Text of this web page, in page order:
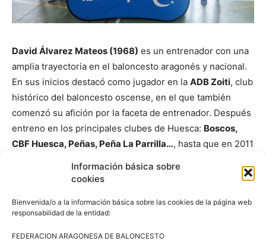
Información básica sobre
cookies
Bienvenida/o a la información básica sobre las cookies de la página web
responsabilidad de la entidad:
FEDERACION ARAGONESA DE BALONCESTO
David Álvarez Mateos (1968) es un entrenador con una
amplia trayectoria en el baloncesto aragonés y nacional.
En sus inicios destacó como jugador en la ADB Zoiti, club
histórico del baloncesto oscense, en el que también
comenzó su afición por la faceta de entrenador. Después
entreno en los principales clubes de Huesca: Boscos,
CBF Huesca, Peñas, Peña La Parrilla…, hasta que en 2011
en el que fue entrenador, director técnico de cantera y
colabora a nivel técnico con uno de los clubes de
referencia de la provincia oscense, el
Barbastro.